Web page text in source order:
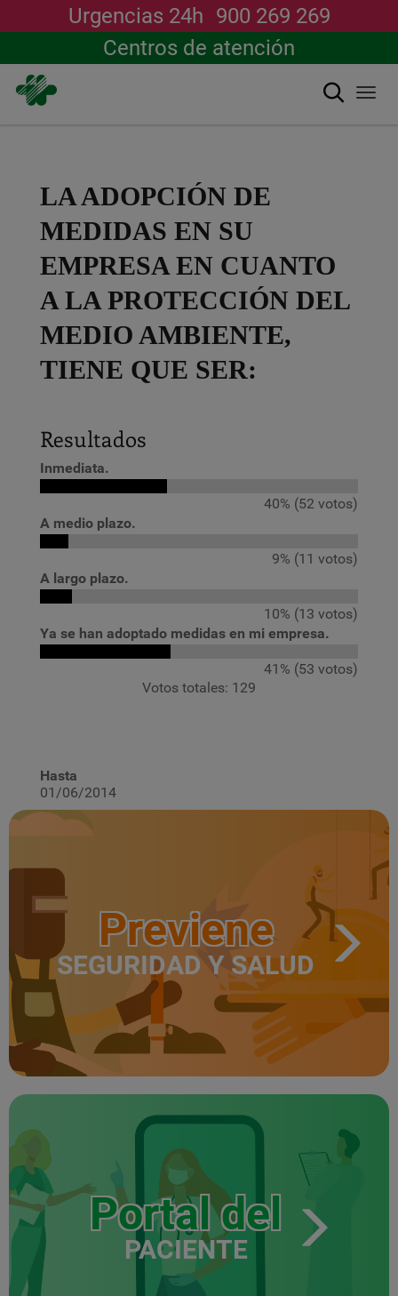
principal
Urgencias 24h 900 269 269
Centros de atención
Buscar
LA ADOPCIÓN DE
MEDIDAS EN SU
EMPRESA EN CUANTO
A LA PROTECCIÓN DEL
MEDIO AMBIENTE,
TIENE QUE SER:
Resultados
Inmediata.
40% (52 votos)
A medio plazo.
9% (11 votos)
A largo plazo.
10% (13 votos)
Ya se han adoptado medidas en mi empresa.
41% (53 votos)
Votos totales: 129
Hasta
01/06/2014
Previene
SEGURIDAD Y SALUD
Portal del
PACIENTE